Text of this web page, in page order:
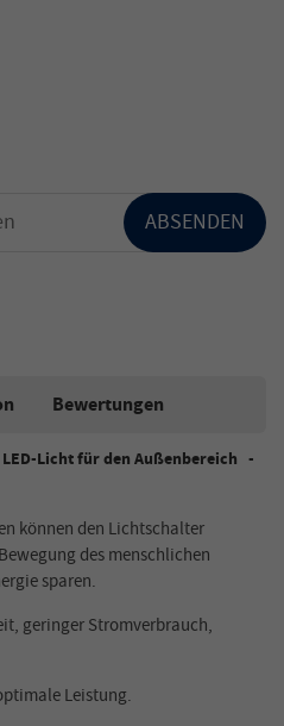
ABSENDEN
Bewertungen
LED-Licht für den Außenbereich -
können den Lichtschalter
des menschlichen
sparen.
geringer Stromverbrauch,
Leistung.